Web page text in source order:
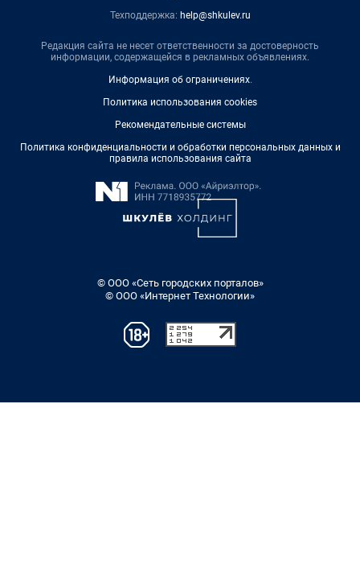
Техподдержка: help@shkulev.ru
Редакция сайта не несет ответственности за достоверность
информации, содержащейся в рекламных объявлениях.
Информация об ограничениях.
Политика использования cookies
Рекомендательные системы
Политика конфиденциальности и обработки персональных данных и
правила использования сайта
© ООО «Сеть городских порталов»
© ООО «Интернет Технологии»